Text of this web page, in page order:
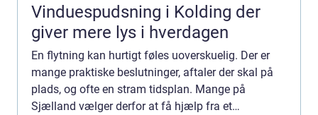
Vinduespudsning i Kolding der
giver mere lys i hverdagen
En flytning kan hurtigt føles uoverskuelig. Der er
mange praktiske beslutninger, aftaler der skal på
plads, og ofte en stram tidsplan. Mange på
Sjælland vælger derfor at få hjælp fra et